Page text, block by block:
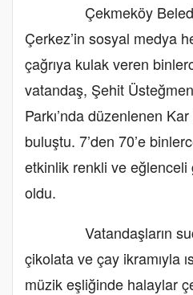
Çekmeköy
Çerkez’in sosyal medya
çağrıya kulak veren
vatandaş, Şehit
Parkı’nda düzenlenen
buluştu. 7’den 70’e
etkinlik renkli ve
oldu.
Vatandaşların
çikolata ve çay ikramıyla
müzik eşliğinde halaylar